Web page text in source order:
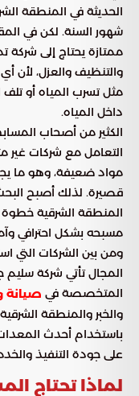
الحديثة في المنطقة
شهور السنة. لكن في
ممتازة يحتاج إلى شركة
والتنظيف والعزل، لأن
مثل تسرب المياه أو تلف
داخل المياه.
الكثير من أصحاب
التعامل مع شركات
مواد ضعيفة، وهو ما
قصيرة. لذلك أصبح
المنطقة الشرقية
مسبحه بشكل احترافي
ومن بين الشركات التي
المجال تأتي شركة سليم
المتخصصة في صيانة
والخبر والمنطقة
باستخدام أحدث
على جودة التنفيذ
لماذا تحتاج